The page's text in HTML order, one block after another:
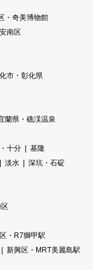
・奇美博物館
南区
市・彰化県
蘭県・礁渓温泉
十分
基隆
淡水
深坑・石碇
・R7獅甲駅
新興区・MRT美麗島駅